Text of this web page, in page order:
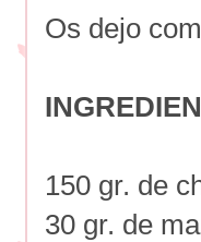
Os dejo
150 gr. de
30 gr. de